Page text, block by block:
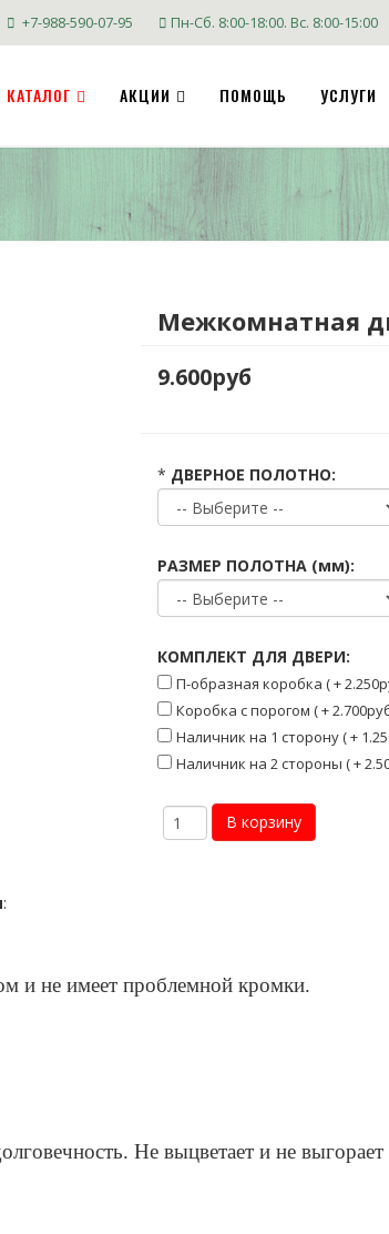
+7-988-590-07-95 Пн-Сб. 8:00-18:00. Вс. 8:00-15:00
КАТАЛОГ АКЦИИ ПОМОЩЬ УСЛУГИ
Межкомнатная
9.600руб
* ДВЕРНОЕ ПОЛОТНО:
РАЗМЕР ПОЛОТНА (мм):
КОМПЛЕКТ ДЛЯ ДВЕРИ:
П-образная коробка ( +
Коробка с порогом ( +
Наличник на 1 сторону ( +
Наличник на 2 стороны ( +
:
и не имеет проблемной кромки.
Не выцветает и не выгорает